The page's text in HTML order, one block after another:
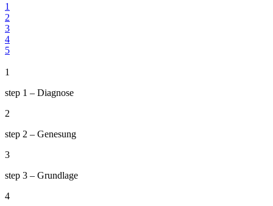
1
2
3
4
5
1
step 1 – Diagnose
2
step 2 – Genesung
3
step 3 – Grundlage
4